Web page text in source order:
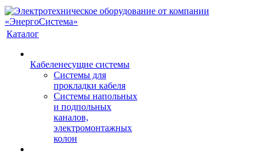
Каталог
Кабеленесущие системы
Системы для
прокладки кабеля
Системы напольных
и подпольных
каналов,
электромонтажных
колон